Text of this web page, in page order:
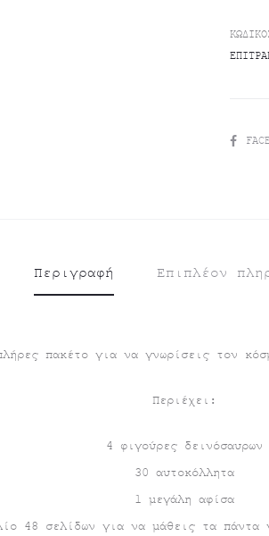
SHARE
Περιγραφή Επιπλέον
πακέτο για να γνωρίσεις τον
Περιέχει:
4 φιγούρες δεινόσαυρων
30 αυτοκόλλητα
1 μεγάλη αφίσα
48 σελίδων για να μάθεις τα πάντα